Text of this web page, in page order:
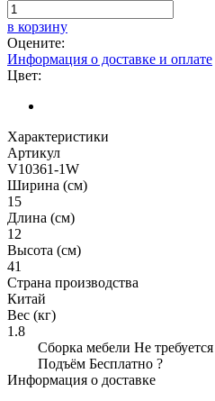
в корзину
Оцените:
Информация о доставке и оплате
Цвет:
Характеристики
Артикул
V10361-1W
Ширина (см)
15
Длина (см)
12
Высота (см)
41
Страна производства
Китай
Вес (кг)
1.8
Сборка мебели Не требуется
Подъём Бесплатно ?
Информация о доставке